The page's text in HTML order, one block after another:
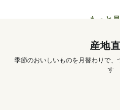
もっと
産地
季節のおいしいものを月替わりで、
す